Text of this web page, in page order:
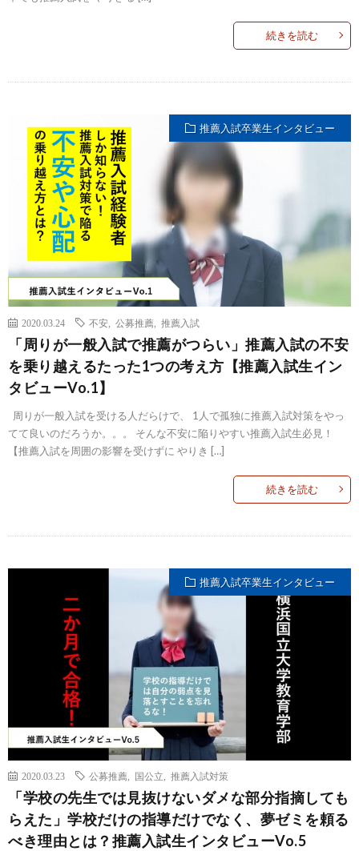
続きを読む
推薦入試卒業生インタビュー
2020.03.24 不安 公募推薦 推薦入試
「周りが一般入試で推薦がつらい」推薦入試の不安
を乗り越えるたった1つの考え方【推薦入試生イン
タビューVo.1】
周りが一般入試を受ける人だらけで、 1人で孤独に推薦入試対策をやっ
てて良いのだろうか。。。 そんな不安に陥りやすい推薦入試生必見！
【推薦入試を周囲の影響を受けずに やりき […]
続きを読む
推薦入試卒業生インタビュー
2020.03.23 公募推薦 国公立 推薦入試対策
「学校の先生では見抜けないダメな部分指摘しても
らえた」学校だけの指導だけでなく、夢ゼミを頼る
べき理由とは？推薦入試生インタビューVo.5